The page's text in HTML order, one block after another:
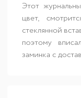
Этот
цвет,
стеклянной
поэтому
заминка с